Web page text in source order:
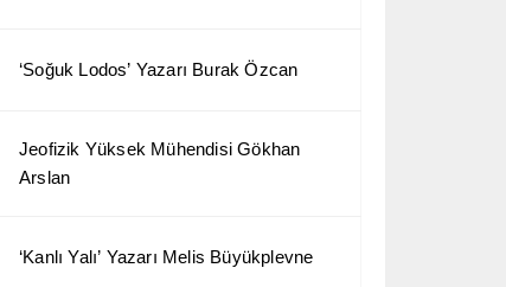
‘Soğuk Lodos’ Yazarı Burak Özcan
Jeofizik Yüksek Mühendisi Gökhan
Arslan
‘Kanlı Yalı’ Yazarı Melis Büyükplevne